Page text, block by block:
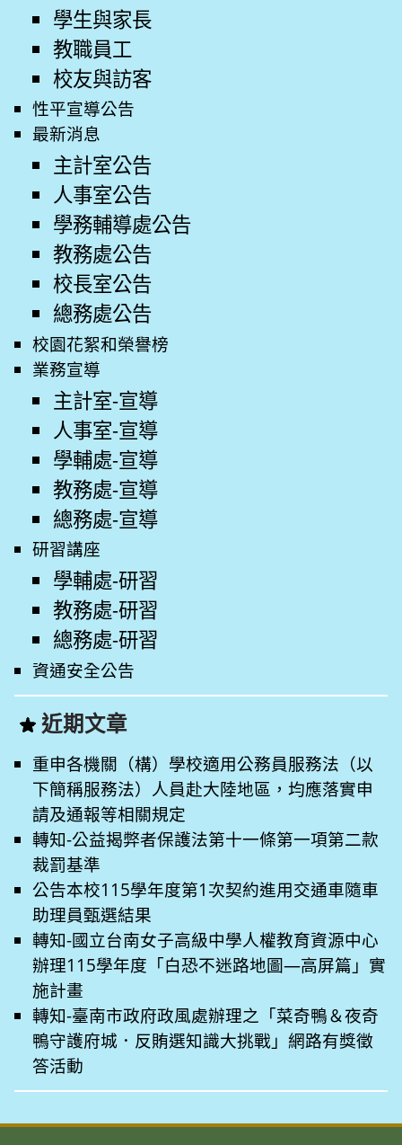
學生與家長
教職員工
校友與訪客
性平宣導公告
最新消息
主計室公告
人事室公告
學務輔導處公告
教務處公告
校長室公告
總務處公告
校園花絮和榮譽榜
業務宣導
主計室-宣導
人事室-宣導
學輔處-宣導
教務處-宣導
總務處-宣導
研習講座
學輔處-研習
教務處-研習
總務處-研習
資通安全公告
近期文章
重申各機關（構）學校適用公務員服務法（以
下簡稱服務法）人員赴大陸地區，均應落實申
請及通報等相關規定
轉知-公益揭弊者保護法第十一條第一項第二款
裁罰基準
公告本校115學年度第1次契約進用交通車隨車
助理員甄選結果
轉知-國立台南女子高級中學人權教育資源中心
辦理115學年度「白恐不迷路地圖—高屏篇」實
施計畫
轉知-臺南市政府政風處辦理之「菜奇鴨＆夜奇
鴨守護府城．反賄選知識大挑戰」網路有獎徵
答活動